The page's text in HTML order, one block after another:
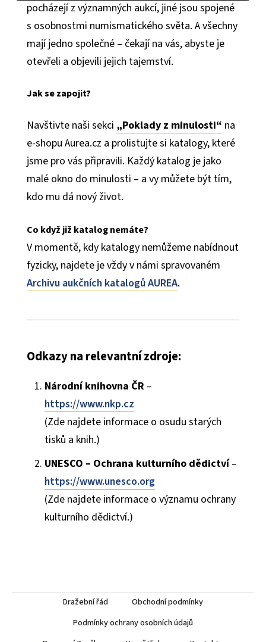
pocházejí z významných aukcí, jiné jsou spojené
s osobnostmi numismatického světa. A všechny
mají jedno společné – čekají na vás, abyste je
otevřeli a objevili jejich tajemství.
Jak se zapojit?
Navštivte naši sekci „Poklady z minulosti“ na
e-shopu Aurea.cz a prolistujte si katalogy, které
jsme pro vás připravili. Každý katalog je jako
malé okno do minulosti – a vy můžete být tím,
kdo mu dá nový život.
Co když již katalog nemáte?
V momentě, kdy katalogy nemůžeme nabídnout
fyzicky, najdete je vždy v námi spravovaném
Archivu aukčních katalogů AUREA.
Odkazy na relevantní zdroje:
Národní knihovna ČR –
https://www.nkp.cz
(Zde najdete informace o osudu starých
tisků a knih.)
UNESCO – Ochrana kulturního dědictví–
https://www.unesco.org
(Zde najdete informace o významu ochrany
kulturního dědictví.)
Dražební řád
Obchodní podmínky
Podmínky ochrany osobních údajů